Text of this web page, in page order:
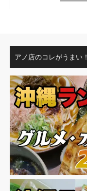
アノ店のコレがうまい！